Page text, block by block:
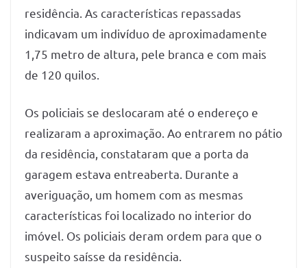
residência. As características repassadas
indicavam um indivíduo de aproximadamente
1,75 metro de altura, pele branca e com mais
de 120 quilos.
Os policiais se deslocaram até o endereço e
realizaram a aproximação. Ao entrarem no pátio
da residência, constataram que a porta da
garagem estava entreaberta. Durante a
averiguação, um homem com as mesmas
características foi localizado no interior do
imóvel. Os policiais deram ordem para que o
suspeito saísse da residência.